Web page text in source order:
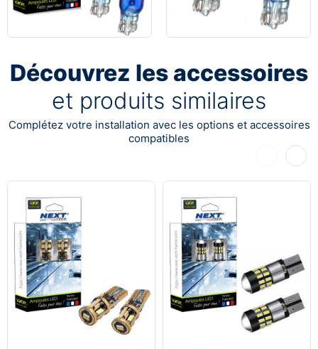
Découvrez les accessoires
et produits similaires
Complétez votre installation avec les options et accessoires
compatibles
Précédent